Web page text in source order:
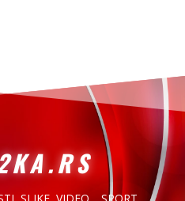
SLIKE, VIDEO… SPORT